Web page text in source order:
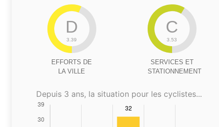
D
3.39
EFFORTS DE
LA VILLE
C
3.53
SERVICES ET
STATIONNEMENT
Depuis 3 ans, la situation pour les cyclistes...